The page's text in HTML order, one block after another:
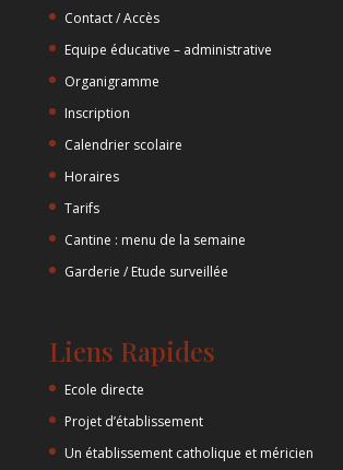
Contact / Accès
Equipe éducative – administrative
Organigramme
Inscription
Calendrier scolaire
Horaires
Tarifs
Cantine : menu de la semaine
Garderie / Etude surveillée
Liens Rapides
Ecole directe
Projet d’établissement
Un établissement catholique et méricien